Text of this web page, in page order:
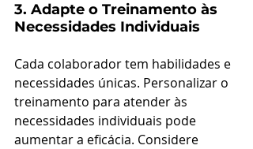
3. Adapte o Treinamento às
Necessidades Individuais
Cada colaborador tem habilidades e
necessidades únicas. Personalizar o
treinamento para atender às
necessidades individuais pode
aumentar a eficácia. Considere